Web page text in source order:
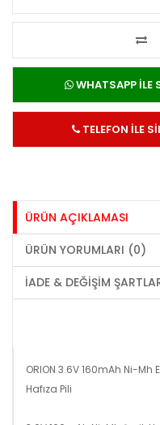
WHATSAPP İLE
TELEFON İLE
ÜRÜN AÇIKLAMASI
ÜRÜN YORUMLARI (0)
İADE & DEĞIŞIM
ORION 3.6V 160mAh Ni-Mh
Hafıza Pili